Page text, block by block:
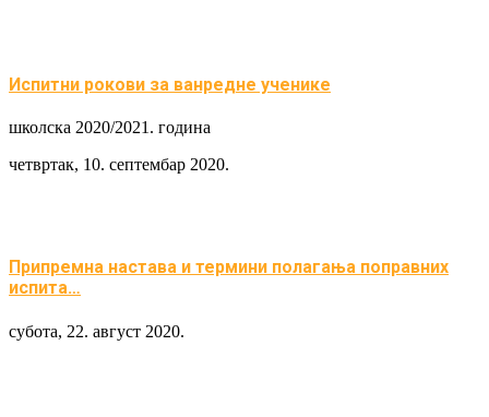
Испитни рокови за ванредне ученике
школска 2020/2021. година
четвртак, 10. септембар 2020.
Припремна настава и термини полагања поправних
испита…
субота, 22. август 2020.